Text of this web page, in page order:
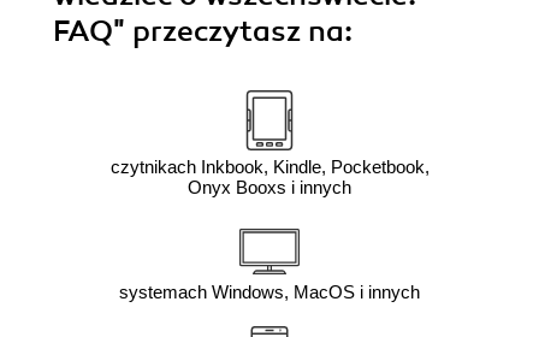
FAQ" przeczytasz na:
czytnikach Inkbook, Kindle, Pocketbook,
Onyx Booxs i innych
systemach Windows, MacOS i innych